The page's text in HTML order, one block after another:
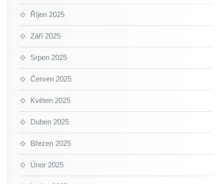
Říjen 2025
Září 2025
Srpen 2025
Červen 2025
Květen 2025
Duben 2025
Březen 2025
Únor 2025